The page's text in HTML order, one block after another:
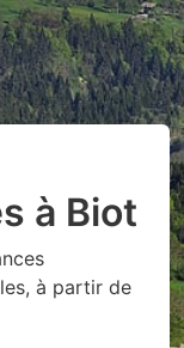
à Biot
à partir de